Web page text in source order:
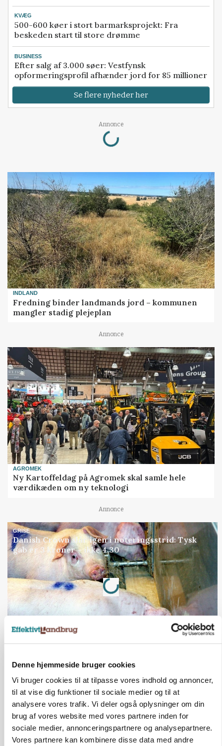
Denne hjemmeside bruger cookies
Vi bruger cookies til at tilpasse vores indhold og annoncer,
til at vise dig funktioner til sociale medier og til at
analysere vores trafik. Vi deler også oplysninger om din
brug af vores website med vores partnere inden for
sociale medier, annonceringspartnere og analysepartnere.
Vores partnere kan kombinere disse data med andre
KVÆG
500-600 køer i stort barmarksprojekt: Fra
beskeden start til store drømme
BUSINESS
Efter salg af 3.000 søer: Vestfynsk
opformeringsprofil afhænder jord for 85 millioner
Se flere nyheder her
Annonce
Loading...
INDLAND
Fredning binder landmands jord – kommunen
mangler stadig plejeplan
Annonce
AGROMEK
Ny Kartoffeldag på Agromek skal samle hele
værdikæden om ny teknologi
Annonce
GRISE
Danish Crown slår igen i noteringsstrid: Tysk
gab er 3 kroner – ikke 4,30
Annonce
Loading...
i samarbejde med
81ledige stillinger
Opret agent
Se alle jobs
Elevplads tilbydes ved Ringkøbing /
Trainee placement Ringkøbing